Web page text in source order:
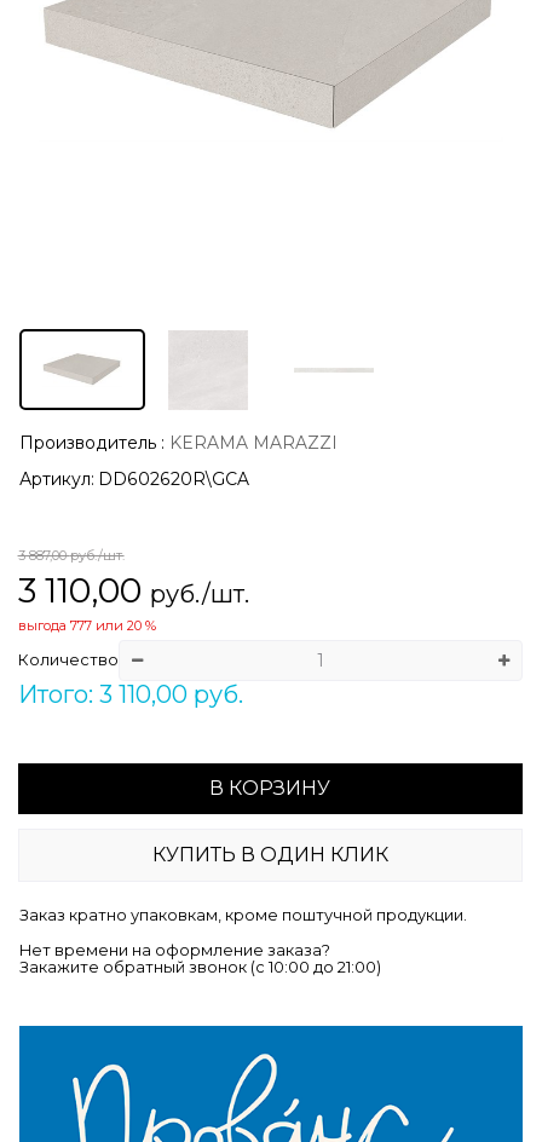
Производитель : KERAMA MARAZZI
Артикул: DD602620R\GCA
3 887,00руб./шт.
3 110,00 руб./шт.
выгода 777или 20 %
Количество
Итого: 3 110,00 руб.
В КОРЗИНУ
КУПИТЬ В ОДИН КЛИК
Заказ кратно упаковкам, кроме поштучной продукции.
Нет времени на оформление заказа?
Закажите обратный звонок (c 10:00 до 21:00)